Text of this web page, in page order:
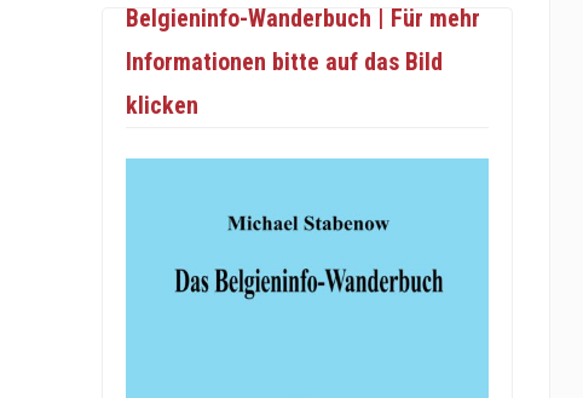
Belgieninfo-Wanderbuch | Für mehr
Informationen bitte auf das Bild
klicken